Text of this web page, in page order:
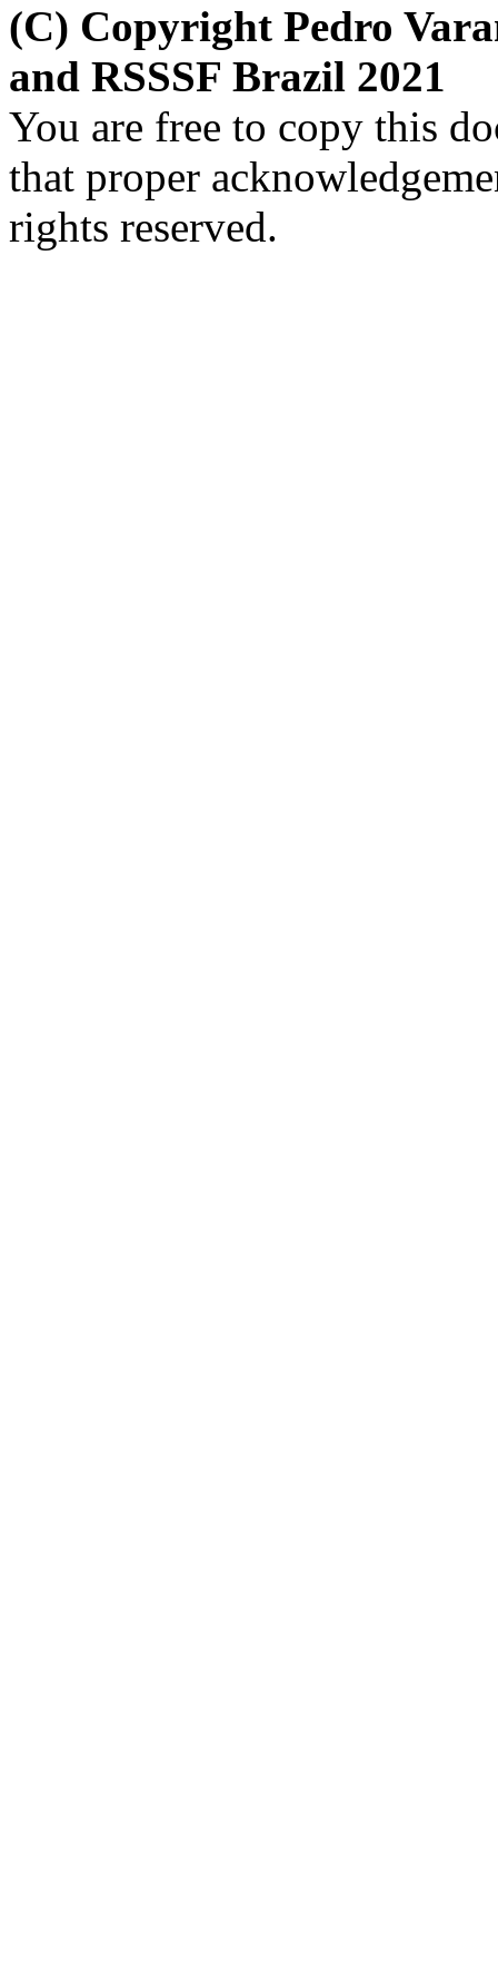
(C) Copyright Pedro
and RSSSF Brazil 2021
You are free to copy this
that proper
rights reserved.